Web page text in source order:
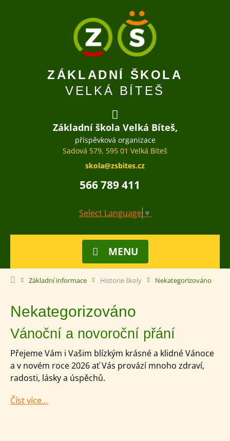
ZÁKLADNÍ ŠKOLA
VELKÁ BÍTEŠ
Základní škola Velká Bíteš,
příspěvková organizace
Sadová 579, 595 01 Velká Bíteš
skola@zsbites.cz
566 789 411
Select Language ▼
MENU
Základní informace Historie školy Nekategorizováno
Nekategorizováno
Vánoční a novoroční přání
Přejeme Vám i Vašim blízkým krásné a klidné Vánoce
a v novém roce 2026 ať Vás provází mnoho zdraví,
radosti, lásky a úspěchů.
Číst více...